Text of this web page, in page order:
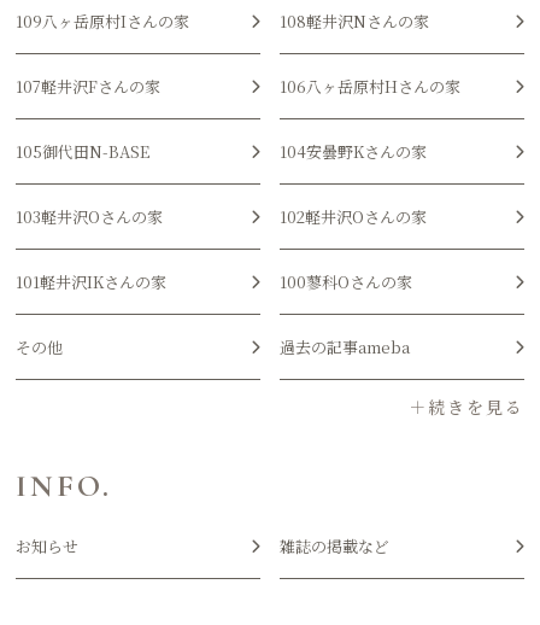
109八ヶ岳原村Iさんの家 108軽井沢Nさんの家
107軽井沢Fさんの家 106八ヶ岳原村Hさんの家
105御代田N-BASE 104安曇野Kさんの家
103軽井沢Oさんの家 102軽井沢Oさんの家
101軽井沢IKさんの家 100蓼科Oさんの家
その他 過去の記事ameba
INFO.
お知らせ 雑誌の掲載など